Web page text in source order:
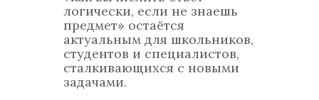
логически, если не знаешь
предмет» остаётся
актуальным для школьников,
студентов и специалистов,
сталкивающихся с новыми
задачами.